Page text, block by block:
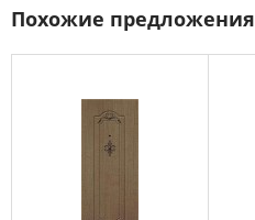
Похожие предложения